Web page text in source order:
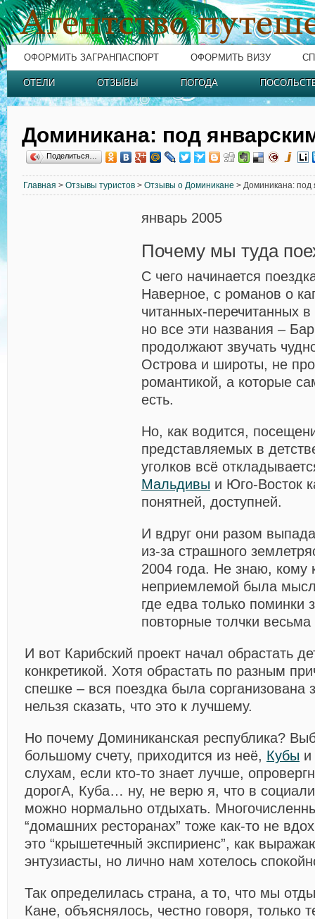
ОФОРМИТЬ ЗАГРАНПАСПОРТ ОФОРМИТЬ ВИЗУ
ОТЕЛИ ОТЗЫВЫ ПОГОДА
Доминикана: под
Поделиться…
Главная > Отзывы туристов > Отзывы о Доминикане > Доминикана: под
январь 2005
Почему мы туда
С чего начинается
Наверное, с романов о
читанных-перечитанных
но все эти названия –
продолжают звучать
Острова и широты, не
романтикой, а которые
есть.
Но, как водится,
представляемых в
уголков всё
Мальдивы и Юго-Восток
понятней, доступней.
И вдруг они разом
из-за страшного
2004 года. Не знаю, кому
неприемлемой была
где едва только поминки
повторные толчки
И вот Карибский проект начал обрастать
конкретикой. Хотя обрастать по разным
спешке – вся поездка была сорганизована
нельзя сказать, что это к лучшему.
Но почему Доминиканская республика?
большому счету, приходится из неё, Кубы
слухам, если кто-то знает лучше,
дорогА, Куба… ну, не верю я, что в
можно нормально отдыхать.
“домашних ресторанах” тоже как-то не
это “крышетечный экспириенс”, как
энтузиасты, но лично нам хотелось
Так определилась страна, а то, что мы
Кане, объяснялось, честно говоря, только